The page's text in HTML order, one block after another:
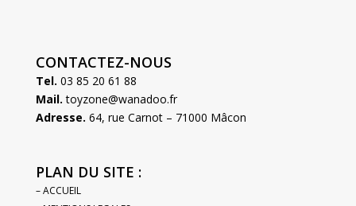
CONTACTEZ-NOUS
Tel. 03 85 20 61 88
Mail. toyzone@wanadoo.fr
Adresse. 64, rue Carnot – 71000 Mâcon
PLAN DU SITE :
– ACCUEIL